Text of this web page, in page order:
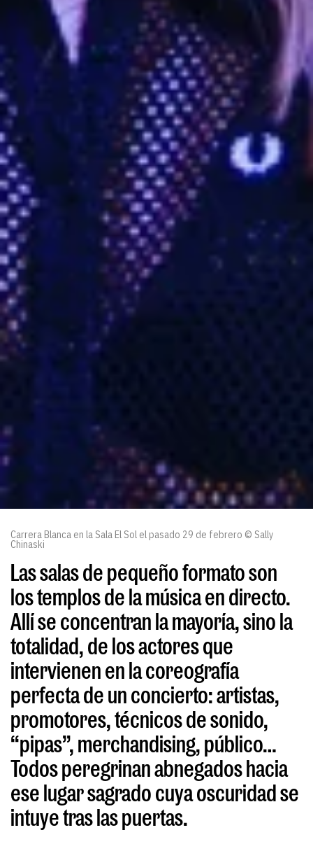
Carrera Blanca en la Sala El Sol el pasado 29 de febrero © Sally
Chinaski
Las salas de pequeño formato son
los templos de la música en directo.
Allí se concentran la mayoría, sino la
totalidad, de los actores que
intervienen en la coreografía
perfecta de un concierto: artistas,
promotores, técnicos de sonido,
“pipas”, merchandising, público…
Todos peregrinan abnegados hacia
ese lugar sagrado cuya oscuridad se
intuye tras las puertas.